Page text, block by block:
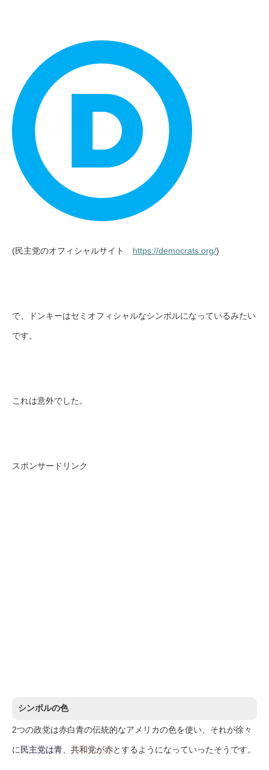
(民主党のオフィシャルサイト https://democrats.org/)
で、ドンキーはセミオフィシャルなシンボルになっているみたい
です。
これは意外でした。
スポンサードリンク
シンボルの色
2つの政党は赤白青の伝統的なアメリカの色を使い、それが徐々
に民主党は青、 共和党が赤とするようになっていったそうです。